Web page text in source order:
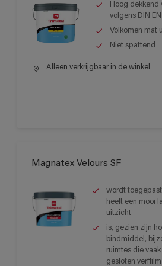
Hoog dekkend
volgens DIN
Volkomen mat
Niet spattend
Alleen verkrijgbaar in de winkel
Magnatex Velours SF
wordt
heeft een mooi
uitzicht
is, gezien zijn
bindmiddel,
ruimtes die
gesloten